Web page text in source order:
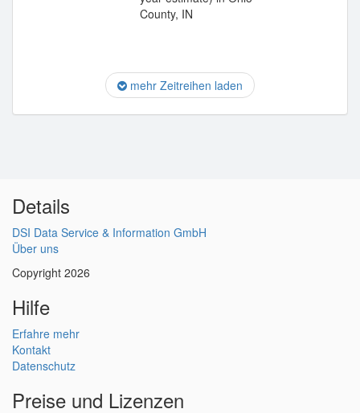
County, IN
mehr Zeitreihen laden
Details
DSI Data Service & Information GmbH
Über uns
Copyright 2026
Hilfe
Erfahre mehr
Kontakt
Datenschutz
Preise und Lizenzen